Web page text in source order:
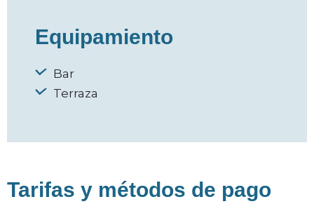
Equipamiento
Bar
Terraza
Tarifas y métodos de pago